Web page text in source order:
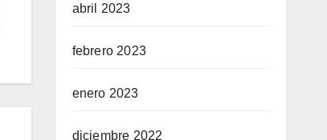
abril 2023
febrero 2023
enero 2023
diciembre 2022